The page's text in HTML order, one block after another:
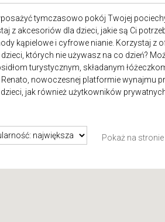
tymczasowo pokój Twojej
z akcesoriów dla dzieci, jakie są Ci
kąpielowe i cyfrowe nianie. Korzystaj z
których nie używasz na co dzień?
turystycznym, składanym
nowoczesnej platformie wynajmu
jak również użytkowników
Pokaż na stronie